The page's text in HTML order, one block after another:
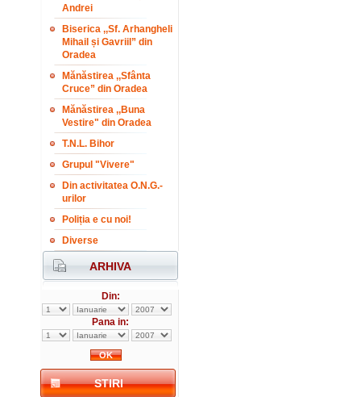
Andrei
Biserica ,,Sf. Arhangheli
Mihail și Gavriil” din
Oradea
Mănăstirea ,,Sfânta
Cruce” din Oradea
Mănăstirea ,,Buna
Vestire" din Oradea
T.N.L. Bihor
Grupul "Vivere"
Din activitatea O.N.G.-
urilor
Poliția e cu noi!
Diverse
ARHIVA
Din:
Pana in:
STIRI